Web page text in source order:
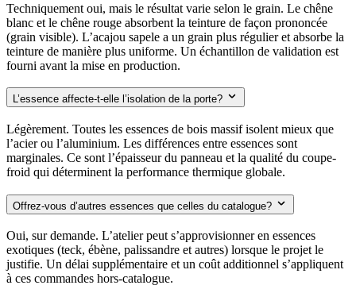
Techniquement oui, mais le résultat varie selon le grain. Le chêne
blanc et le chêne rouge absorbent la teinture de façon prononcée
(grain visible). L’acajou sapele a un grain plus régulier et absorbe la
teinture de manière plus uniforme. Un échantillon de validation est
fourni avant la mise en production.
L’essence affecte-t-elle l’isolation de la porte?
Légèrement. Toutes les essences de bois massif isolent mieux que
l’acier ou l’aluminium. Les différences entre essences sont
marginales. Ce sont l’épaisseur du panneau et la qualité du coupe-
froid qui déterminent la performance thermique globale.
Offrez-vous d’autres essences que celles du catalogue?
Oui, sur demande. L’atelier peut s’approvisionner en essences
exotiques (teck, ébène, palissandre et autres) lorsque le projet le
justifie. Un délai supplémentaire et un coût additionnel s’appliquent
à ces commandes hors-catalogue.